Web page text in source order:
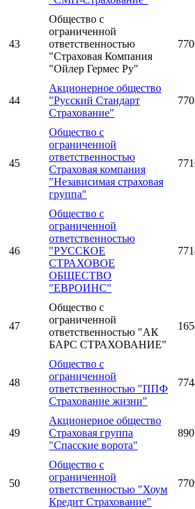
43
Общество с
ограниченной
ответственностью
"Страховая Компания
"Ойлер Гермес Ру"
44
Акционерное общество
"Русский Стандарт
Страхование"
45
Общество с
ограниченной
ответственностью
Страховая компания
"Независимая страховая
группа"
46
Общество с
ограниченной
ответственностью
"РУССКОЕ
СТРАХОВОЕ
ОБЩЕСТВО
"ЕВРОИНС"
47
Общество с
ограниченной
ответственностью "АК
БАРС СТРАХОВАНИЕ"
48
Общество с
ограниченной
ответственностью "ППФ
Страхование жизни"
49
Акционерное общество
Страховая группа
"Спасские ворота"
50
Общество с
ограниченной
ответственностью "Хоум
Кредит Страхование"